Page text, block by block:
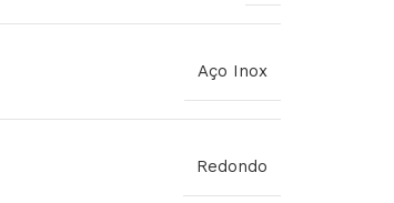
Aço Inox
Redondo